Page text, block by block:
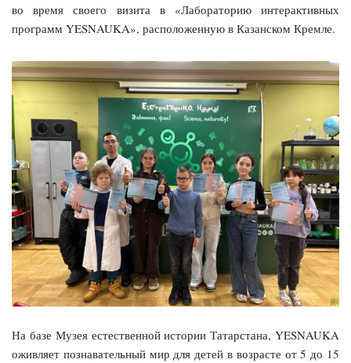
во время своего визита в «Лабораторию интерактивных
программ YESNAUKA», расположенную в Казанском Кремле.
На базе Музея естественной истории Татарстана, YESNAUKA
оживляет познавательный мир для детей в возрасте от 5 до 15